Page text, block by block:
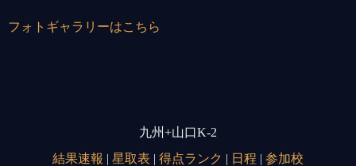
フォトギャラリーはこちら
九州+山口K-2
結果速報 | 星取表 | 得点ランク | 日程 | 参加校